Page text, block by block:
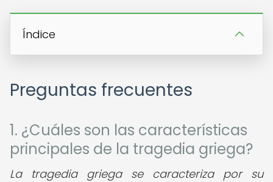
Índice
Preguntas frecuentes
1. ¿Cuáles son las características
principales de la tragedia griega?
La tragedia griega se caracteriza por su